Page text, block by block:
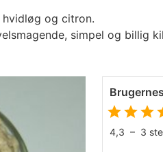
hvidløg og citron.
simpel og billig
4,3 – 3